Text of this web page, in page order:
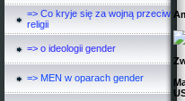
=> Co kryje się za wojną przeciw
religii
=> o ideologii gender
=> MEN w oparach gender